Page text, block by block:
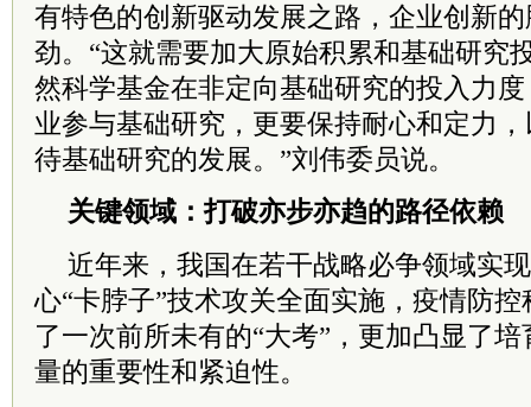
有特色的创新驱动发展之路，企业创新
劲。“这就需要加大原始积累和基础研究
然科学基金在非定向基础研究的投入力
业参与基础研究，更要保持耐心和定力
待基础研究的发展。”刘伟委员说。
关键领域：打破亦步亦趋的路径依赖
近年来，我国在若干战略必争领域实
心“卡脖子”技术攻关全面实施，疫情防
了一次前所未有的“大考”，更加凸显了
量的重要性和紧迫性。